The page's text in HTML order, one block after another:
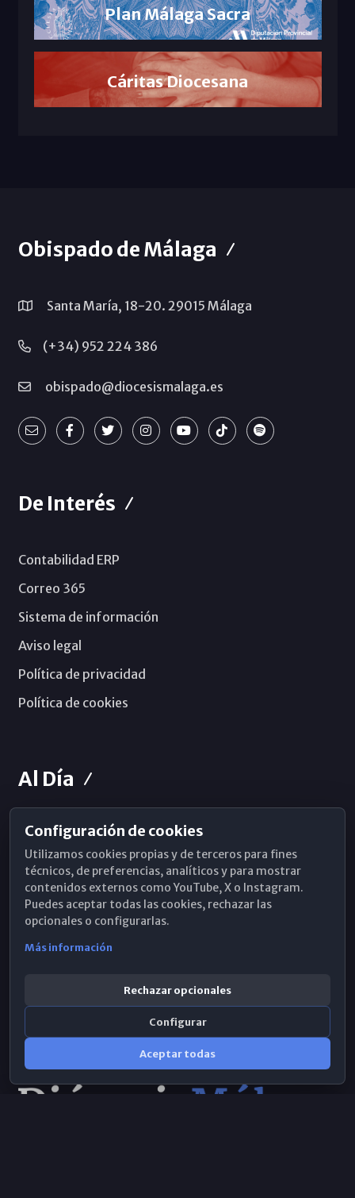
Plan Málaga Sacra
Cáritas Diocesana
Obispado de Málaga
Santa María, 18-20. 29015 Málaga
(+34) 952 224 386
obispado@diocesismalaga.es
De Interés
Contabilidad ERP
Correo 365
Sistema de información
Aviso legal
Política de privacidad
Política de cookies
Al Día
Horarios de Misa
Hemeroteca
WhatsApp
Configuración de cookies
Utilizamos cookies propias y de terceros para fines
técnicos, de preferencias, analíticos y para mostrar
contenidos externos como YouTube, X o Instagram.
Puedes aceptar todas las cookies, rechazar las
opcionales o configurarlas.
Más información
Rechazar opcionales
Configurar
Aceptar todas